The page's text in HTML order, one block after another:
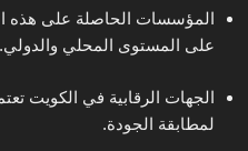
المؤسسات الحاصلة على هذه
على المستوى المحلي والدولي.
لمطابقة الجودة.